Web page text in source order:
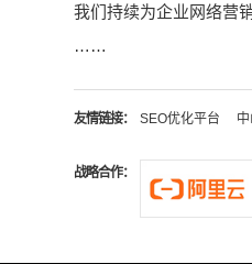
我们持续为企业网络营
……
友情链接： SEO优化平台
战略合作：